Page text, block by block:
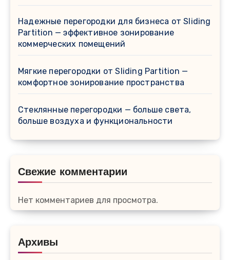
Надежные перегородки для бизнеса от Sliding
Partition — эффективное зонирование
коммерческих помещений
Мягкие перегородки от Sliding Partition —
комфортное зонирование пространства
Стеклянные перегородки — больше света,
больше воздуха и функциональности
Свежие комментарии
Нет комментариев для просмотра.
Архивы